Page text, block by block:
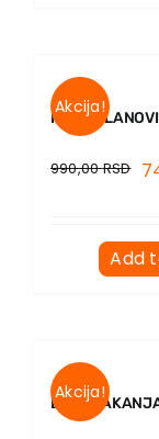
Akcija!
KAO
990,00RSD
Add
Akcija!
BEZ